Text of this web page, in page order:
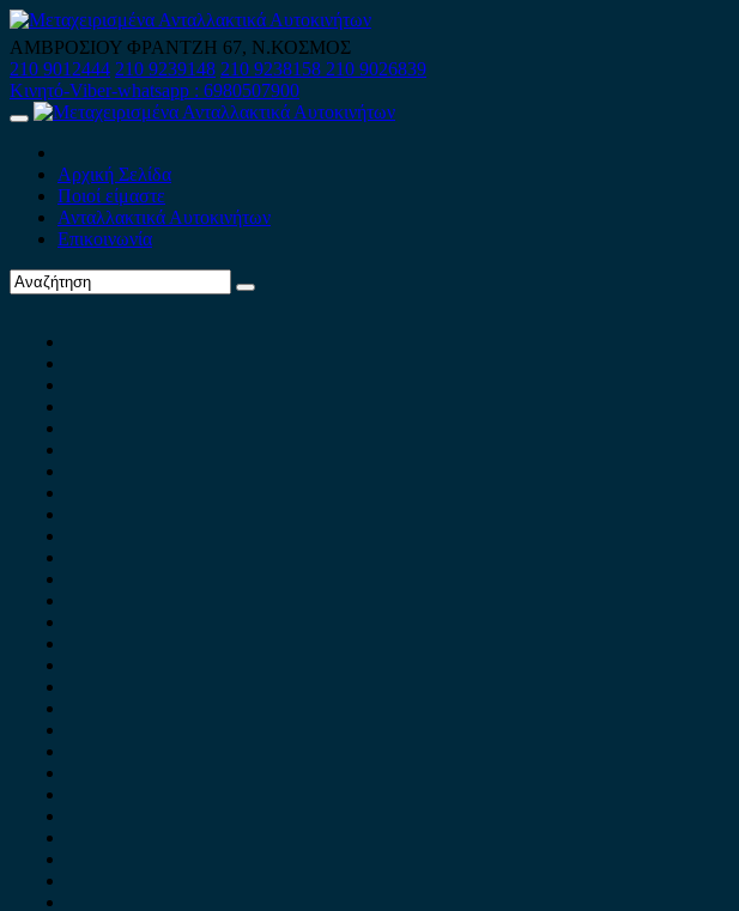
Skip
to
content
ΑΜΒΡΟΣΙΟΥ ΦΡΑΝΤΖΗ 67, Ν.ΚΟΣΜΟΣ
210 9012444 210 9239148 210 9238158 210 9026839
Κινητό-Viber-whatsapp : 6980507900
Primary
Αρχική Σελίδα
Ποιοί είμαστε
Ανταλλακτικά Αυτοκινήτων
Επικοινωνία